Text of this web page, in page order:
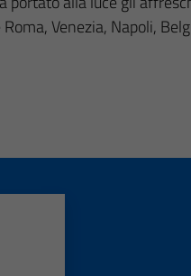
Venezia, Napoli,